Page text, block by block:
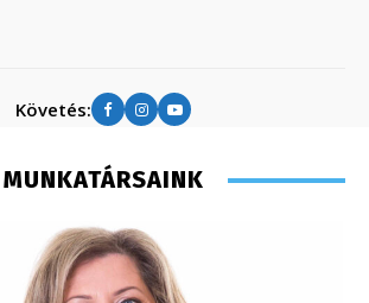
Követés:
MUNKATÁRSAINK